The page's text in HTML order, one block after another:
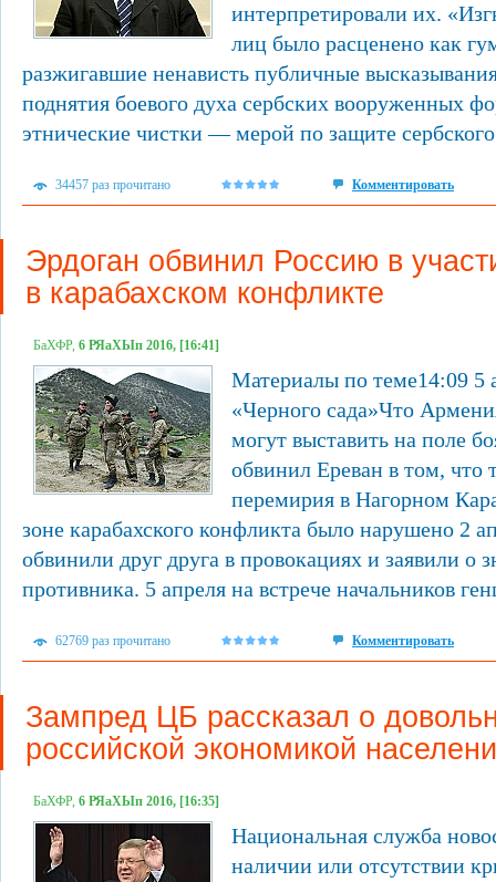
интерпретировали их.
лиц было расценено как
разжигавшие ненависть публичные
поднятия боевого духа сербских вооруженных
этнические чистки — мерой по защите
34457 раз прочитано Комментировать
Эрдоган обвинил Россию в
в карабахском конфликте
БаХФР, 6 РЯаХЫп 2016, [16:41]
Материалы по теме14:09 5
«Черного сада»Что
могут выставить на поле
обвинил Ереван в том,
перемирия в Нагорном
зоне карабахского конфликта было нарушено 2
обвинили друг друга в провокациях и заявили о
противника. 5 апреля на встрече начальников
62769 раз прочитано Комментировать
Зампред ЦБ рассказал о
российской экономикой
БаХФР, 6 РЯаХЫп 2016, [16:35]
Национальная служба
наличии или отсутствии